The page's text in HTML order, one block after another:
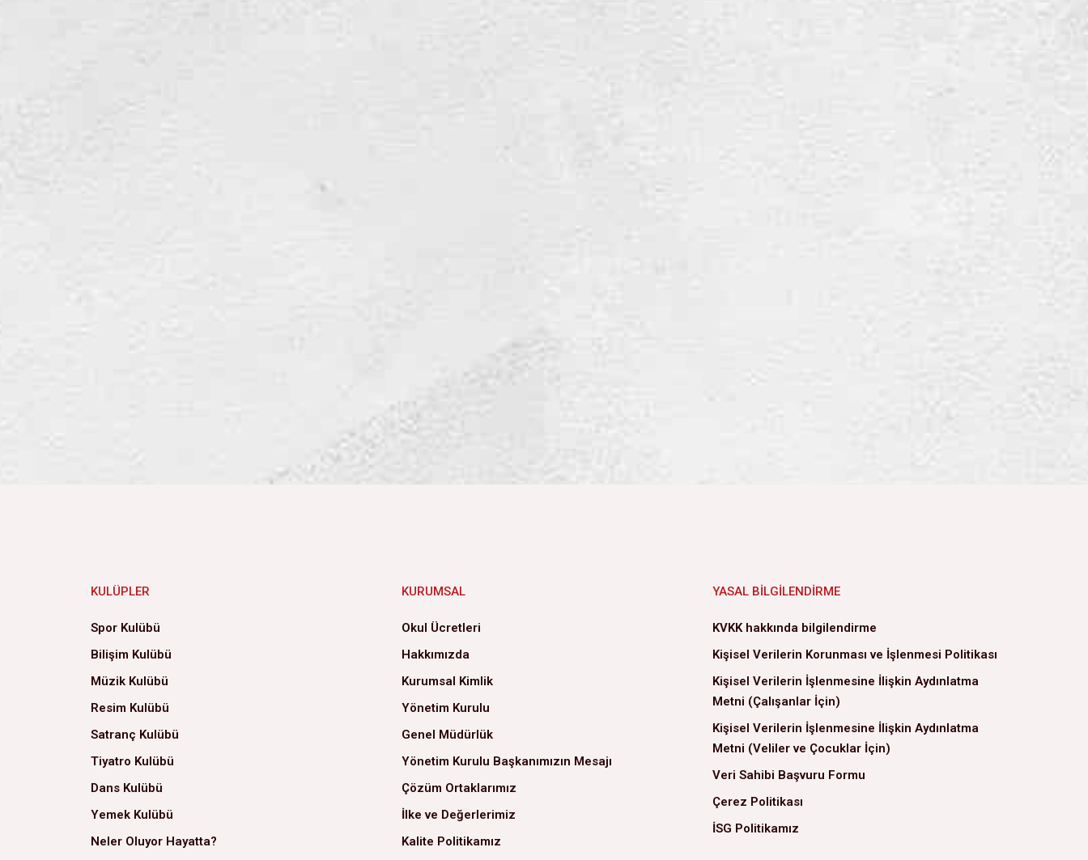
KULÜPLER
Spor Kulübü
Bilişim Kulübü
Müzik Kulübü
Resim Kulübü
Satranç Kulübü
Tiyatro Kulübü
Dans Kulübü
Yemek Kulübü
Neler Oluyor Hayatta?
KURUMSAL
Okul Ücretleri
Hakkımızda
Kurumsal Kimlik
Yönetim Kurulu
Genel Müdürlük
Yönetim Kurulu Başkanımızın Mesajı
Çözüm Ortaklarımız
İlke ve Değerlerimiz
Kalite Politikamız
YASAL BILGILENDIRME
KVKK hakkında bilgilendirme
Kişisel Verilerin Korunması ve İşlenmesi Politikası
Kişisel Verilerin İşlenmesine İlişkin Aydınlatma
Metni (Çalışanlar İçin)
Kişisel Verilerin İşlenmesine İlişkin Aydınlatma
Metni (Veliler ve Çocuklar İçin)
Veri Sahibi Başvuru Formu
Çerez Politikası
İSG Politikamız